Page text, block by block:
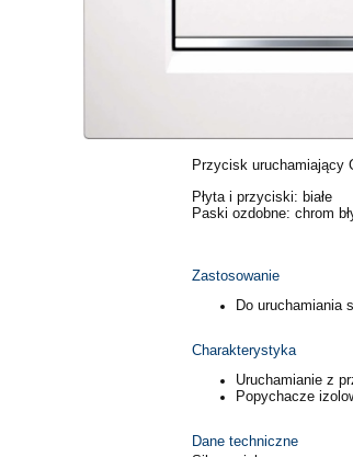
Przycisk uruchamiający
Płyta i przyciski: białe
Paski ozdobne: chrom
Zastosowanie
Do uruchamiania
Charakterystyka
Uruchamianie z
Popychacze
Dane techniczne